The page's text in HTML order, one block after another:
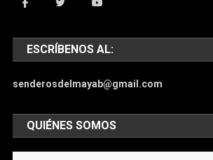
ESCRÍBENOS AL:
senderosdelmayab@gmail.com
QUIÉNES SOMOS